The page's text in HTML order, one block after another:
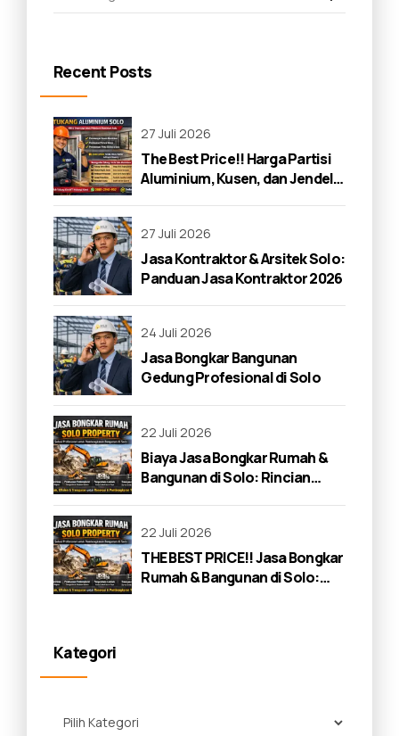
Recent Posts
27 Juli 2026
The Best Price!! Harga Partisi
Aluminium, Kusen, dan Jendela
27 Juli 2026
Jasa Kontraktor & Arsitek Solo:
Panduan Jasa Kontraktor 2026
24 Juli 2026
Jasa Bongkar Bangunan
Gedung Profesional di Solo
22 Juli 2026
Biaya Jasa Bongkar Rumah &
Bangunan di Solo: Rincian
22 Juli 2026
THE BEST PRICE!! Jasa Bongkar
Rumah & Bangunan di Solo:
Kategori